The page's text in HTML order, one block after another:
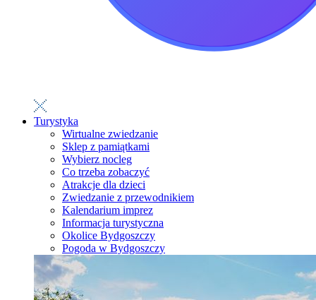
Turystyka
Wirtualne zwiedzanie
Sklep z pamiątkami
Wybierz nocleg
Co trzeba zobaczyć
Atrakcje dla dzieci
Zwiedzanie z przewodnikiem
Kalendarium imprez
Informacja turystyczna
Okolice Bydgoszczy
Pogoda w Bydgoszczy